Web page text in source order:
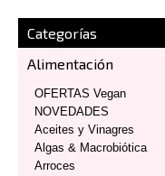
Categorías
Alimentación
OFERTAS Vegan
NOVEDADES
Aceites y Vinagres
Algas & Macrobiótica
Arroces